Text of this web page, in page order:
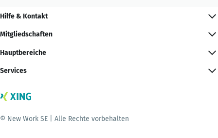
Hilfe & Kontakt
Mitgliedschaften
Hauptbereiche
Services
© New Work SE | Alle Rechte vorbehalten